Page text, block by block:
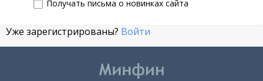
Получать письма о новинках сайта
Уже зарегистрированы? Войти